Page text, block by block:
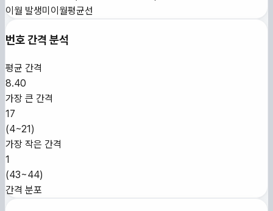
이월 발생미이월평균선
번호 간격 분석
평균 간격
8.40
가장 큰 간격
17
(4~21)
가장 작은 간격
1
(43~44)
간격 분포